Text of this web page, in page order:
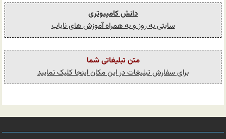
دانش کامپیوتری
سایتی به روز و به همراه آموزش های نایاب
متن تبلیغاتی شما
برای سفارش تبلیغات در این مکان اینجا کلیک نمایید